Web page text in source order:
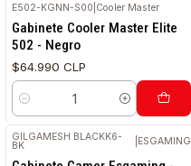
E502-KGNN-S00 Cooler Master
Gabinete Cooler Master Elite
502 - Negro
$64.990 CLP
Cantidad
GILGAMESH BLACKK6-
BK ESGAMING